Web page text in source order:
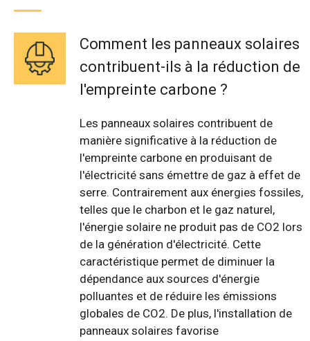
Comment les panneaux solaires
contribuent-ils à la réduction de
l'empreinte carbone ?
Les panneaux solaires contribuent de
manière significative à la réduction de
l'empreinte carbone en produisant de
l'électricité sans émettre de gaz à effet de
serre. Contrairement aux énergies fossiles,
telles que le charbon et le gaz naturel,
l'énergie solaire ne produit pas de CO2 lors
de la génération d'électricité. Cette
caractéristique permet de diminuer la
dépendance aux sources d'énergie
polluantes et de réduire les émissions
globales de CO2. De plus, l'installation de
panneaux solaires favorise